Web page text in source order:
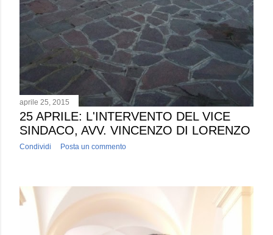
aprile 25, 2015
25 APRILE: L'INTERVENTO DEL VICE
SINDACO, AVV. VINCENZO DI LORENZO
Condividi Posta un commento